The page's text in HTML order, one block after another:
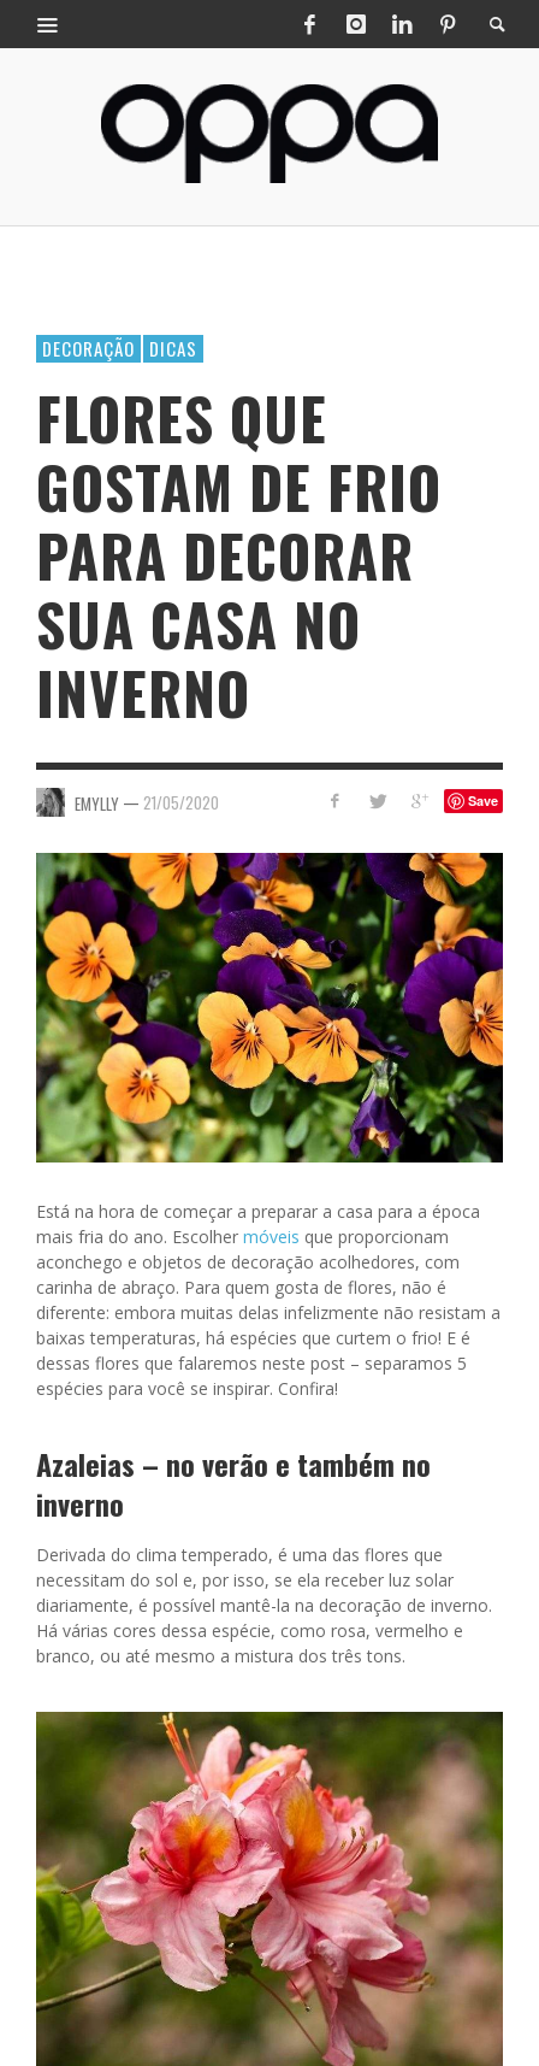
DECORAÇÃO DICAS
FLORES QUE
GOSTAM DE FRIO
PARA DECORAR
SUA CASA NO
INVERNO
Save
EMYLLY — 21/05/2020
Está na hora de começar a preparar a casa para a época
mais fria do ano. Escolher móveis que proporcionam
aconchego e objetos de decoração acolhedores, com
carinha de abraço. Para quem gosta de flores, não é
diferente: embora muitas delas infelizmente não resistam a
baixas temperaturas, há espécies que curtem o frio! E é
dessas flores que falaremos neste post – separamos 5
espécies para você se inspirar. Confira!
Azaleias – no verão e também no
inverno
Derivada do clima temperado, é uma das flores que
necessitam do sol e, por isso, se ela receber luz solar
diariamente, é possível mantê-la na decoração de inverno.
Há várias cores dessa espécie, como rosa, vermelho e
branco, ou até mesmo a mistura dos três tons.